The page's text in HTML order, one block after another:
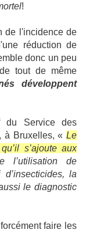
!
de l'incidence de
réduction de
donc un peu
tout de même
développent
du Service des
à Bruxelles, « Le
s’ajoute aux
l’utilisation de
la
le diagnostic
faire les